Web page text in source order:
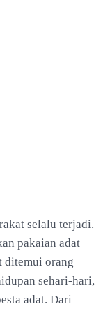
selalu terjadi.
pakaian adat
ditemui orang
sehari-hari,
adat. Dari